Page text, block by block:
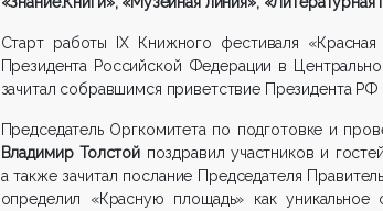
Старт работы IX Книжного фестиваля
Президента Российской Федерации в
зачитал собравшимся приветствие Президента РФ
Председатель Оргкомитета по подготовке и
Владимир Толстой поздравил участников и
а также зачитал послание Председателя
определил «Красную площадь» как